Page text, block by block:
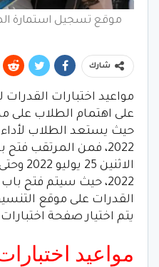
موقع تسجيل استمارة الصف
شارك
على اهتمام الطلاب على
حيث يستعد الطلاب لأداء
2022، فمن المرتقب
2022، حيث سيتم فتح
القدرات على موقع
يتم اختيار صفحة
مواعيد